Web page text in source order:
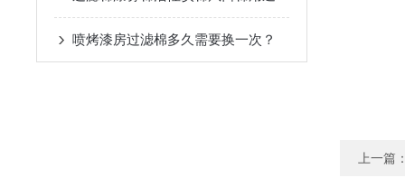
喷烤漆房过滤棉多久需要换一次？
上一篇